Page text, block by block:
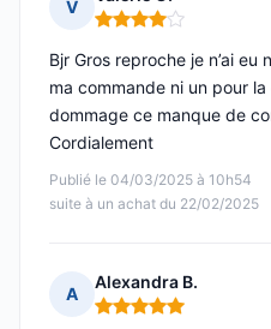
V
Note : 4 sur 5
Publié le 04/03/2025 à 10h54
suite à un achat du 22/02/2025
Bjr Gros reproche je n’ai
ma commande ni un pour
dommage ce manque de
Cordialement
A
Alexandra B.
Note : 5 sur 5